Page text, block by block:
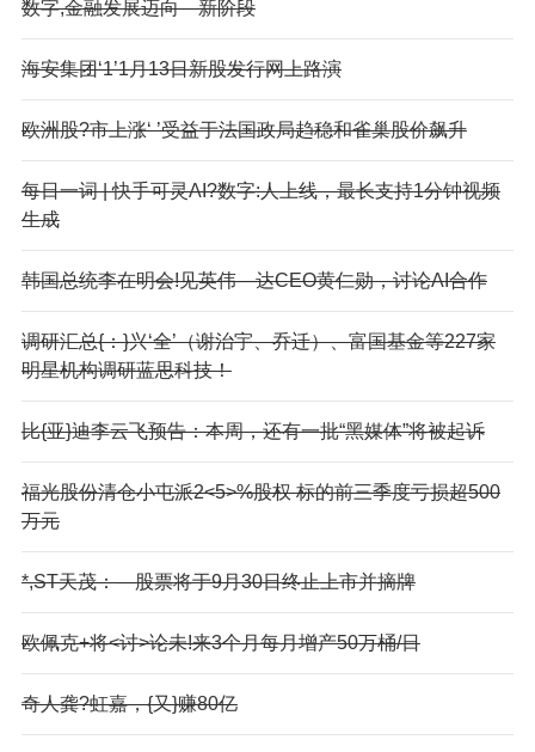
数字,金融发展迈向—新阶段
海安集团‘1’1月13日新股发行网上路演
欧洲股?市上涨‘ ’受益于法国政局趋稳和雀巢股价飙升
每日一词 | 快手可灵AI?数字:人上线，最长支持1分钟视频
生成
韩国总统李在明会!见英伟—达CEO黄仁勋，讨论AI合作
调研汇总{：}兴‘全’（谢治宇、乔迁）、富国基金等227家
明星机构调研蓝思科技！
比{亚}迪李云飞预告：本周，还有一批“黑媒体”将被起诉
福光股份清仓小屯派2<5>%股权 标的前三季度亏损超500
万元
*,ST天茂：—股票将于9月30日终止上市并摘牌
欧佩克+将<讨>论未!来3个月每月增产50万桶/日
奇人龚?虹嘉，{又}赚80亿